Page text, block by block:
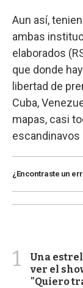
Aun así,
ambas
elaborados
que donde
libertad de
Cuba,
mapas, casi
escandinavos
¿Encontraste un
1
Una
ver el
"Quiero